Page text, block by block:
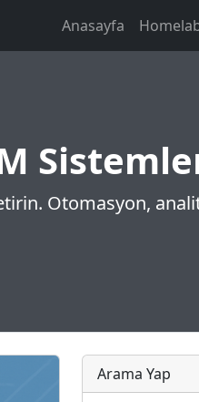
Anasayfa
Otomasyon,
Arama Yap